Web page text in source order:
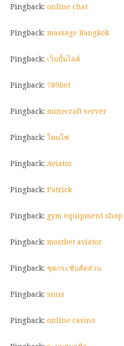
Pingback: online chat
Pingback: massage Bangkok
Pingback: เว็บปั้มไลค์
Pingback: 789bet
Pingback: minecraft server
Pingback: โคมไฟ
Pingback: Aviator
Pingback: Patrick
Pingback: gym equipment shop
Pingback: mostbet aviator
Pingback: ชุดกระชับสัดส่วน
Pingback: snus
Pingback: online casino